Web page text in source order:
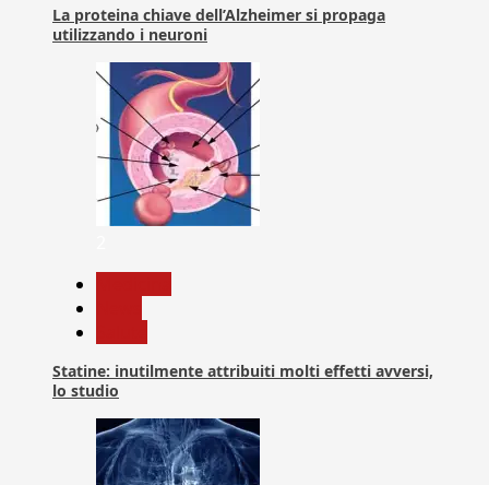
La proteina chiave dell’Alzheimer si propaga
utilizzando i neuroni
Statine: inutilmente attribuiti molti effetti avversi,
lo studio